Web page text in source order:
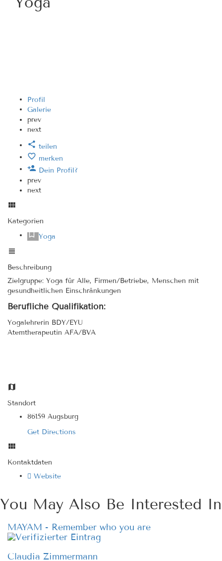
Profil
Galerie
prev
next
teilen
merken
Dein Profil?
prev
next
Kategorien
Yoga
Beschreibung
Zielgruppe: Yoga für Alle, Firmen/Betriebe, Menschen mit
gesundheitlichen Einschränkungen
Berufliche Qualifikation:
Yogalehrerin BDY/EYU
Atemtherapeutin AFA/BVA
Standort
86159 Augsburg
Get Directions
Kontaktdaten
Website
You May Also Be Interested In
MAYAM - Remember who you are
Claudia Zimmermann